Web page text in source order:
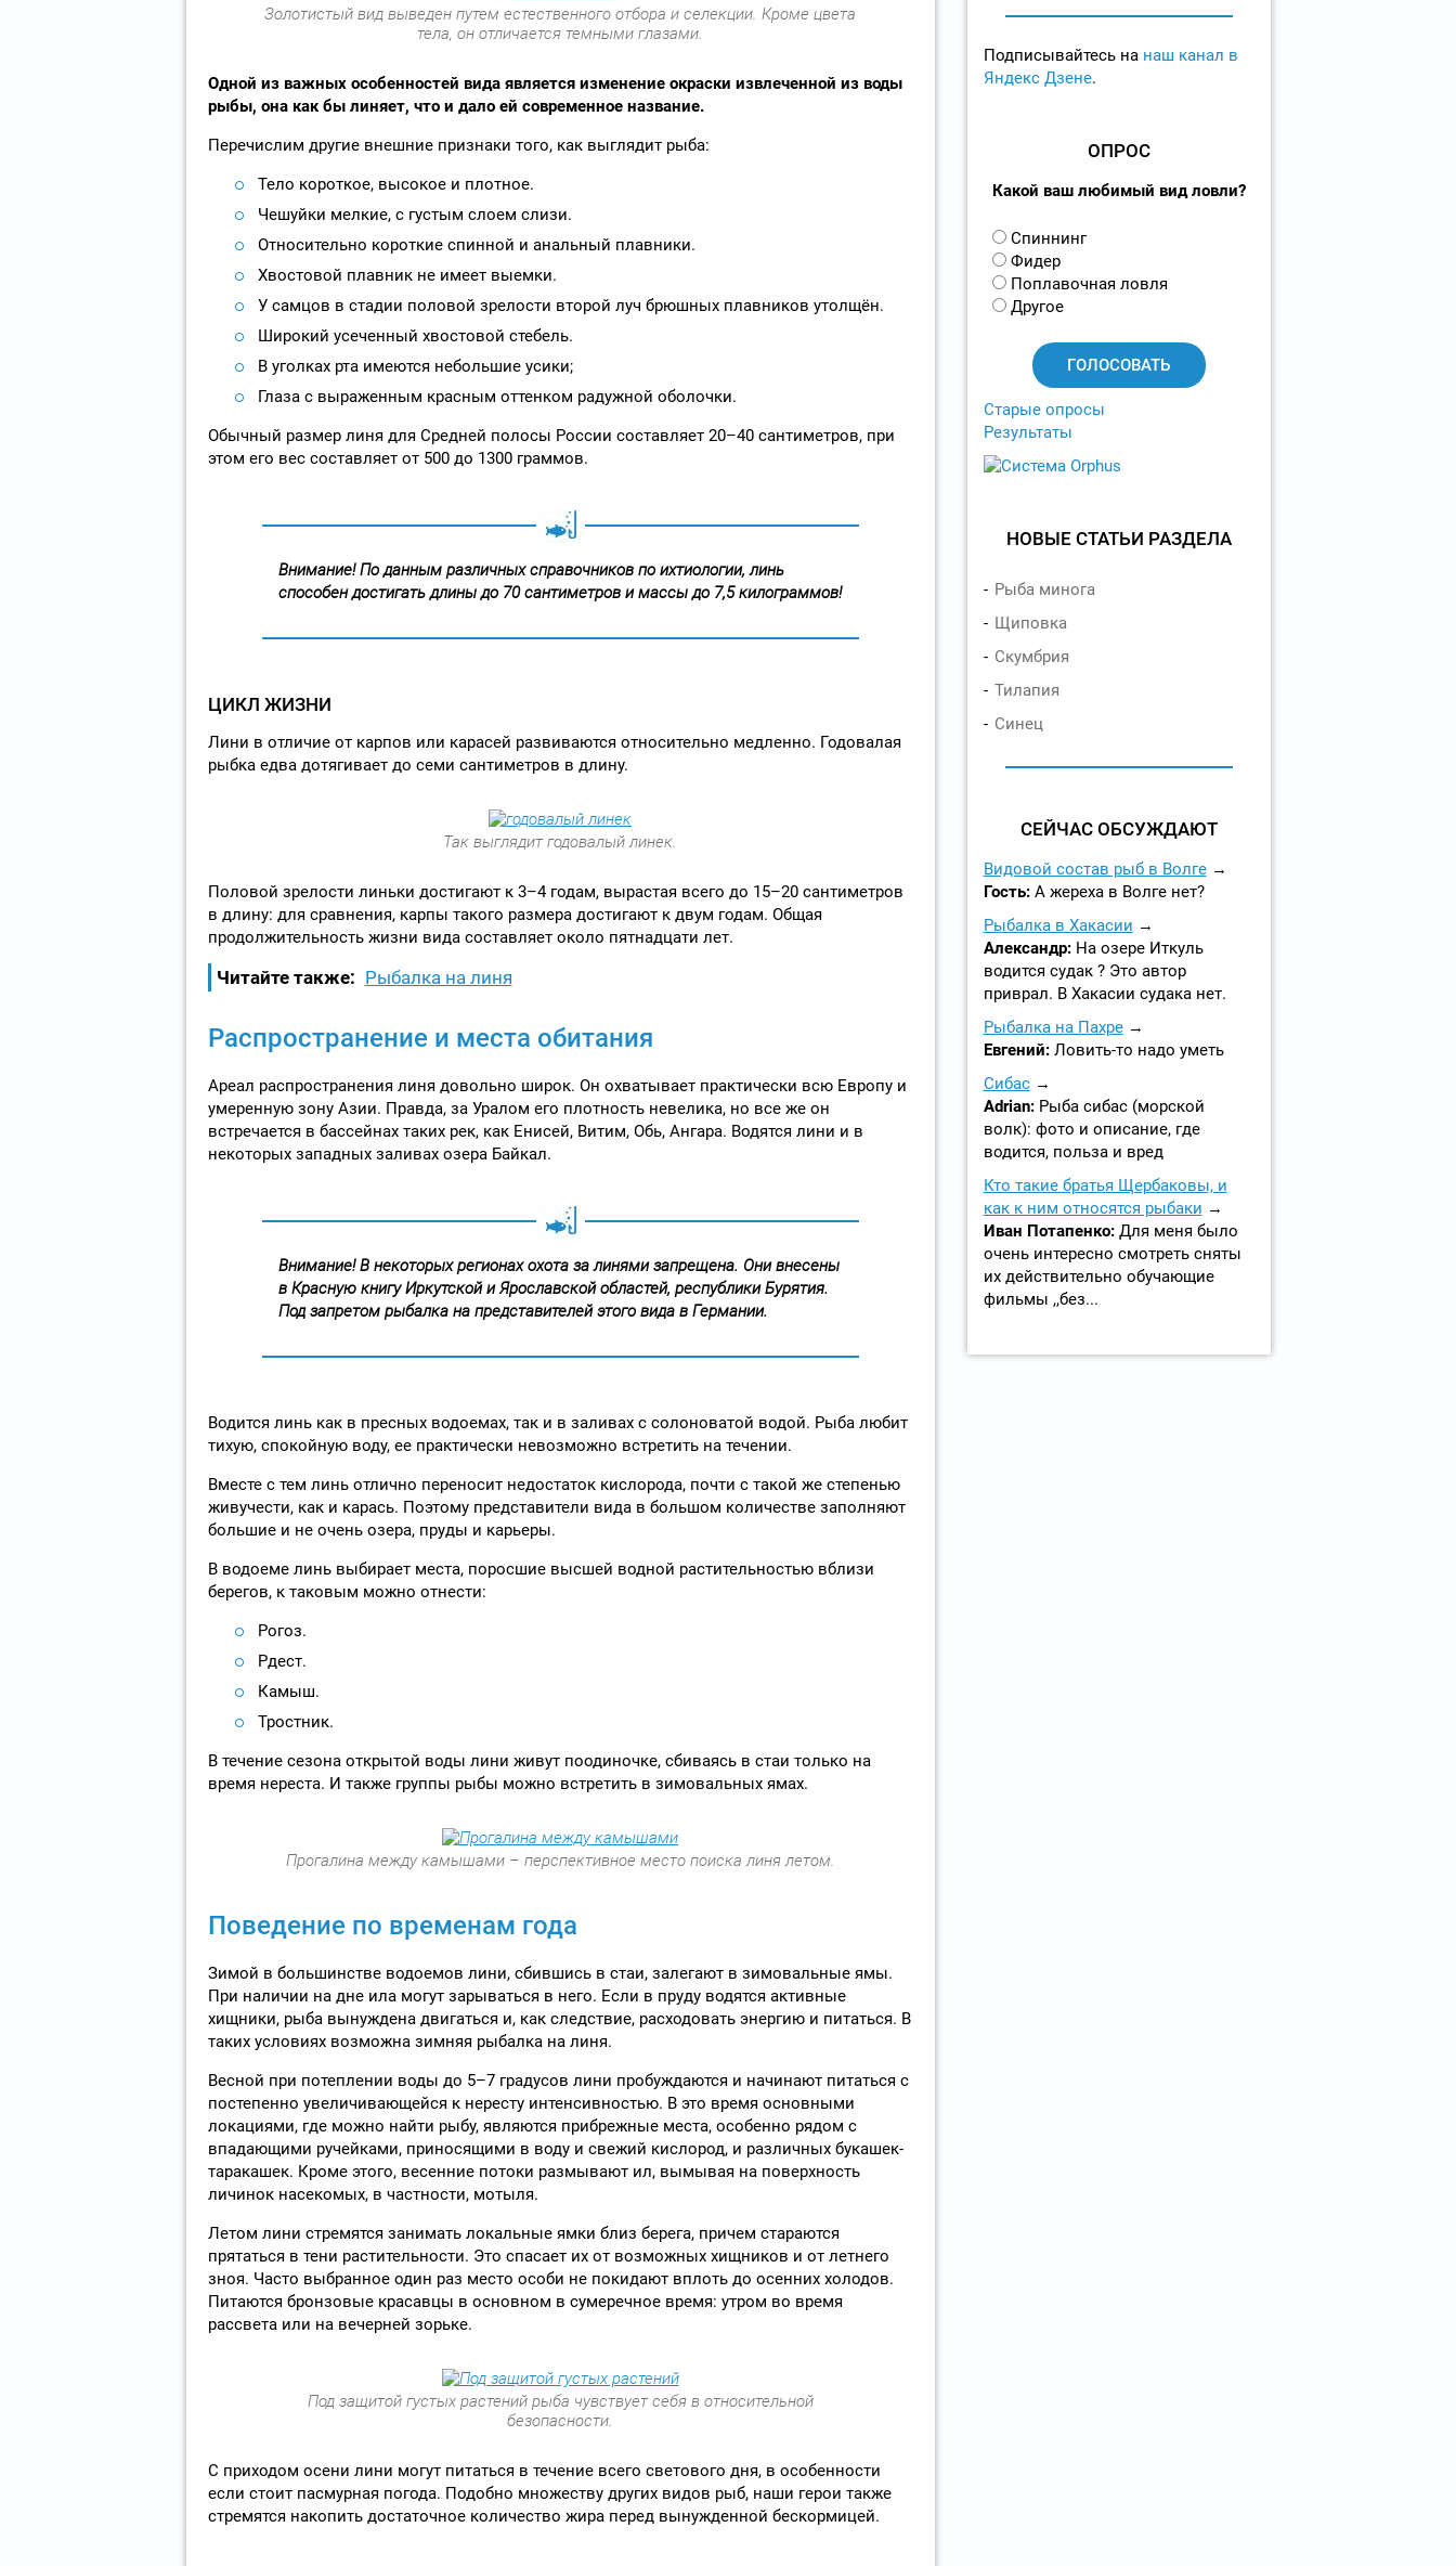
Золотистый вид выведен путем естественного отбора и селекции. Кроме цвета
тела, он отличается темными глазами.
Одной из важных особенностей вида является изменение окраски извлеченной из воды
рыбы, она как бы линяет, что и дало ей современное название.
Перечислим другие внешние признаки того, как выглядит рыба:
Тело короткое, высокое и плотное.
Чешуйки мелкие, с густым слоем слизи.
Относительно короткие спинной и анальный плавники.
Хвостовой плавник не имеет выемки.
У самцов в стадии половой зрелости второй луч брюшных плавников утолщён.
Широкий усеченный хвостовой стебель.
В уголках рта имеются небольшие усики;
Глаза с выраженным красным оттенком радужной оболочки.
Обычный размер линя для Средней полосы России составляет 20–40 сантиметров, при
этом его вес составляет от 500 до 1300 граммов.
Внимание! По данным различных справочников по ихтиологии, линь
способен достигать длины до 70 сантиметров и массы до 7,5 килограммов!
ЦИКЛ ЖИЗНИ
Лини в отличие от карпов или карасей развиваются относительно медленно. Годовалая
рыбка едва дотягивает до семи сантиметров в длину.
Так выглядит годовалый линек.
Половой зрелости линьки достигают к 3–4 годам, вырастая всего до 15–20 сантиметров
в длину: для сравнения, карпы такого размера достигают к двум годам. Общая
продолжительность жизни вида составляет около пятнадцати лет.
Читайте также: Рыбалка на линя
Распространение и места обитания
Ареал распространения линя довольно широк. Он охватывает практически всю Европу и
умеренную зону Азии. Правда, за Уралом его плотность невелика, но все же он
встречается в бассейнах таких рек, как Енисей, Витим, Обь, Ангара. Водятся лини и в
некоторых западных заливах озера Байкал.
Внимание! В некоторых регионах охота за линями запрещена. Они внесены
в Красную книгу Иркутской и Ярославской областей, республики Бурятия.
Под запретом рыбалка на представителей этого вида в Германии.
Водится линь как в пресных водоемах, так и в заливах с солоноватой водой. Рыба любит
тихую, спокойную воду, ее практически невозможно встретить на течении.
Вместе с тем линь отлично переносит недостаток кислорода, почти с такой же степенью
живучести, как и карась. Поэтому представители вида в большом количестве заполняют
большие и не очень озера, пруды и карьеры.
В водоеме линь выбирает места, поросшие высшей водной растительностью вблизи
берегов, к таковым можно отнести:
Рогоз.
Рдест.
Камыш.
Тростник.
В течение сезона открытой воды лини живут поодиночке, сбиваясь в стаи только на
время нереста. И также группы рыбы можно встретить в зимовальных ямах.
Прогалина между камышами – перспективное место поиска линя летом.
Поведение по временам года
Зимой в большинстве водоемов лини, сбившись в стаи, залегают в зимовальные ямы.
При наличии на дне ила могут зарываться в него. Если в пруду водятся активные
хищники, рыба вынуждена двигаться и, как следствие, расходовать энергию и питаться. В
таких условиях возможна зимняя рыбалка на линя.
Весной при потеплении воды до 5–7 градусов лини пробуждаются и начинают питаться с
постепенно увеличивающейся к нересту интенсивностью. В это время основными
локациями, где можно найти рыбу, являются прибрежные места, особенно рядом с
впадающими ручейками, приносящими в воду и свежий кислород, и различных букашек-
таракашек. Кроме этого, весенние потоки размывают ил, вымывая на поверхность
личинок насекомых, в частности, мотыля.
Летом лини стремятся занимать локальные ямки близ берега, причем стараются
прятаться в тени растительности. Это спасает их от возможных хищников и от летнего
зноя. Часто выбранное один раз место особи не покидают вплоть до осенних холодов.
Питаются бронзовые красавцы в основном в сумеречное время: утром во время
рассвета или на вечерней зорьке.
Под защитой густых растений рыба чувствует себя в относительной
безопасности.
С приходом осени лини могут питаться в течение всего светового дня, в особенности
если стоит пасмурная погода. Подобно множеству других видов рыб, наши герои также
стремятся накопить достаточное количество жира перед вынужденной бескормицей.
Подписывайтесь на наш канал в
Яндекс Дзене.
ОПРОС
Какой ваш любимый вид ловли?
В
а
р
и
Спиннинг
Фидер
Поплавочная ловля
Другое
Старые опросы
Результаты
НОВЫЕ СТАТЬИ РАЗДЕЛА
Рыба минога
Щиповка
Скумбрия
Тилапия
Синец
СЕЙЧАС ОБСУЖДАЮТ
Видовой состав рыб в Волге
Гость: А жереха в Волге нет?
Рыбалка в Хакасии
Александр: На озере Иткуль
водится судак ? Это автор
приврал. В Хакасии судака нет.
Рыбалка на Пахре
Евгений: Ловить-то надо уметь
Сибас
Adrian: Рыба сибас (морской
волк): фото и описание, где
водится, польза и вред
Кто такие братья Щербаковы, и
как к ним относятся рыбаки
Иван Потапенко: Для меня было
очень интересно смотреть сняты
их действительно обучающие
фильмы ,,без...